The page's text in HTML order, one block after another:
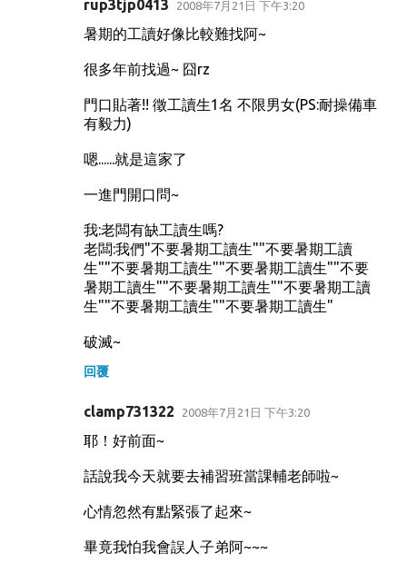
rup3tjp0413 2008年7月21日 下午3:20
暑期的工讀好像比較難找阿~
很多年前找過~ 囧rz
門口貼著!! 徵工讀生1名 不限男女(PS:耐操備車
有毅力)
嗯......就是這家了
一進門開口問~
我:老闆有缺工讀生嗎?
老闆:我們"不要暑期工讀生""不要暑期工讀
生""不要暑期工讀生""不要暑期工讀生""不要
暑期工讀生""不要暑期工讀生""不要暑期工讀
生""不要暑期工讀生""不要暑期工讀生"
破滅~
回覆
clamp731322 2008年7月21日 下午3:20
耶！好前面~
話說我今天就要去補習班當課輔老師啦~
心情忽然有點緊張了起來~
畢竟我怕我會誤人子弟阿~~~